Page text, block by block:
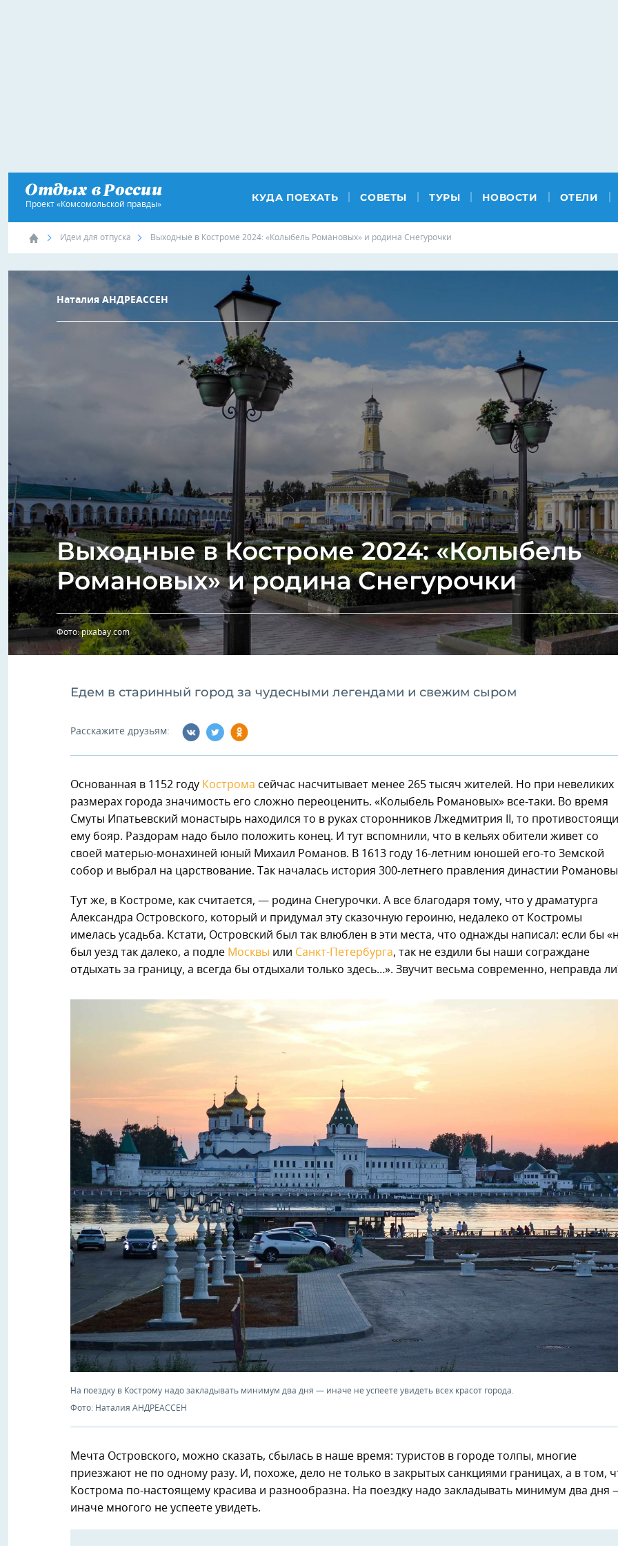
Проект «Комсомольской правды»
КУДА ПОЕХАТЬ СОВЕТЫ ТУРЫ НОВОСТИ ОТЕЛИ
Идеи для отпуска Выходные в Костроме 2024: «Колыбель Романовых» и родина Снегурочки
Наталия АНДРЕАССЕН
Выходные в Костроме 2024: «Колыбель
Романовых» и родина Снегурочки
Фото: pixabay.com
Едем в старинный город за чудесными легендами и свежим сыром
Расскажите друзьям:
Основанная в 1152 году Кострома сейчас насчитывает менее 265 тысяч жителей. Но при невеликих
размерах города значимость его сложно переоценить. «Колыбель Романовых» все-таки. Во время
Смуты Ипатьевский монастырь находился то в руках сторонников Лжедмитрия II, то
ему бояр. Раздорам надо было положить конец. И тут вспомнили, что в кельях обители живет со
своей матерью-монахиней юный Михаил Романов. В 1613 году 16-летним юношей его-то Земской
собор и выбрал на царствование. Так началась история 300-летнего правления династии
Тут же, в Костроме, как считается, — родина Снегурочки. А все благодаря тому, что у драматурга
Александра Островского, который и придумал эту сказочную героиню, недалеко от Костромы
имелась усадьба. Кстати, Островский был так влюблен в эти места, что однажды написал: если бы
был уезд так далеко, а подле Москвы или Санкт-Петербурга, так не ездили бы наши сограждане
отдыхать за границу, а всегда бы отдыхали только здесь…». Звучит весьма современно, неправда
На поездку в Кострому надо закладывать минимум два дня — иначе не успеете увидеть всех красот города.
Фото: Наталия АНДРЕАССЕН
Мечта Островского, можно сказать, сбылась в наше время: туристов в городе толпы, многие
приезжают не по одному разу. И, похоже, дело не только в закрытых санкциями границах, а в том,
Кострома по-настоящему красива и разнообразна. На поездку надо закладывать минимум два дня
иначе многого не успеете увидеть.